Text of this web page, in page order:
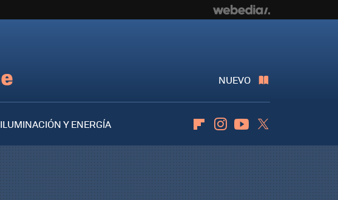
NUEVO
ILUMINACIÓN Y ENERGÍA
FlipboardInstagramYoutube